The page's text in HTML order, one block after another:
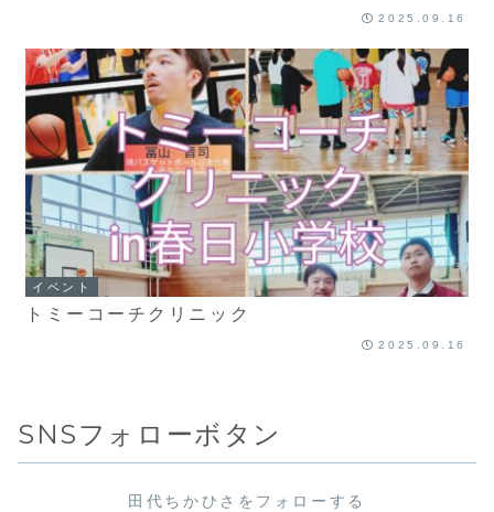
2025.09.16
イベント
トミーコーチクリニック
2025.09.16
SNSフォローボタン
田代ちかひさをフォローする